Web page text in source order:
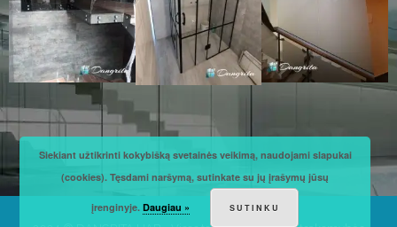
Siekiant užtikrinti kokybišką svetainės veikimą, naudojami slapukai
(cookies). Tęsdami naršymą, sutinkate su jų įrašymų jūsų
įrenginyje.Daugiau » SUTINKU